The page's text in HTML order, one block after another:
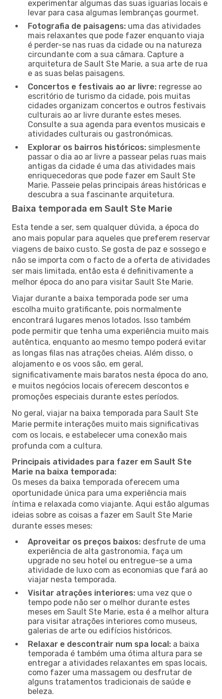
experimentar algumas das suas iguarias locais e
levar para casa algumas lembranças gourmet.
Fotografia de paisagens: uma das atividades
mais relaxantes que pode fazer enquanto viaja
é perder-se nas ruas da cidade ou na natureza
circundante com a sua câmara. Capture a
arquitetura de Sault Ste Marie, a sua arte de rua
e as suas belas paisagens.
Concertos e festivais ao ar livre: regresse ao
escritório de turismo da cidade, pois muitas
cidades organizam concertos e outros festivais
culturais ao ar livre durante estes meses.
Consulte a sua agenda para eventos musicais e
atividades culturais ou gastronómicas.
Explorar os bairros históricos: simplesmente
passar o dia ao ar livre a passear pelas ruas mais
antigas da cidade é uma das atividades mais
enriquecedoras que pode fazer em Sault Ste
Marie. Passeie pelas principais áreas históricas e
descubra a sua fascinante arquitetura.
Baixa temporada em Sault Ste Marie
Esta tende a ser, sem qualquer dúvida, a época do
ano mais popular para aqueles que preferem reservar
viagens de baixo custo. Se gosta de paz e sossego e
não se importa com o facto de a oferta de atividades
ser mais limitada, então esta é definitivamente a
melhor época do ano para visitar Sault Ste Marie.
Viajar durante a baixa temporada pode ser uma
escolha muito gratificante, pois normalmente
encontrará lugares menos lotados. Isso também
pode permitir que tenha uma experiência muito mais
autêntica, enquanto ao mesmo tempo poderá evitar
as longas filas nas atrações cheias. Além disso, o
alojamento e os voos são, em geral,
significativamente mais baratos nesta época do ano,
e muitos negócios locais oferecem descontos e
promoções especiais durante estes períodos.
No geral, viajar na baixa temporada para Sault Ste
Marie permite interações muito mais significativas
com os locais, e estabelecer uma conexão mais
profunda com a cultura.
Principais atividades para fazer em Sault Ste
Marie na baixa temporada:
Os meses da baixa temporada oferecem uma
oportunidade única para uma experiência mais
íntima e relaxada como viajante. Aqui estão algumas
ideias sobre as coisas a fazer em Sault Ste Marie
durante esses meses:
Aproveitar os preços baixos: desfrute de uma
experiência de alta gastronomia, faça um
upgrade no seu hotel ou entregue-se a uma
atividade de luxo com as economias que fará ao
viajar nesta temporada.
Visitar atrações interiores: uma vez que o
tempo pode não ser o melhor durante estes
meses em Sault Ste Marie, esta é a melhor altura
para visitar atrações interiores como museus,
galerias de arte ou edifícios históricos.
Relaxar e descontrair num spa local: a baixa
temporada é também uma ótima altura para se
entregar a atividades relaxantes em spas locais,
como fazer uma massagem ou desfrutar de
alguns tratamentos tradicionais de saúde e
beleza.